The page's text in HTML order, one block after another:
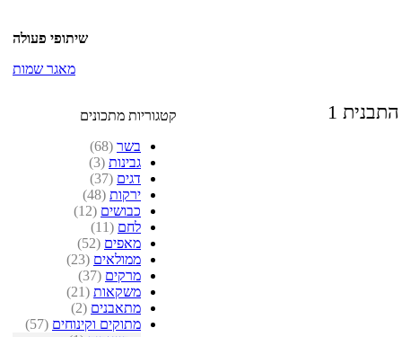
שיתופי פעולה
מאגר שמות
קטגוריות מתכונים
בשר (68)
גבינות (3)
דגים (37)
ירקות (48)
כבושים (12)
לחם (11)
מאפים (52)
ממולאים (23)
מרקים (37)
משקאות (21)
מתאבנים (2)
מתוקים וקינוחים (57)
התבנית